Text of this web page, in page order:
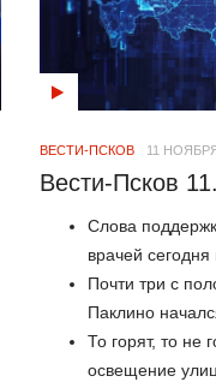
ВЕСТИ-ПСКОВ 11
Вести-Псков
Слова
врачей
Почти три с
Паклино
То горят, то не
освещение